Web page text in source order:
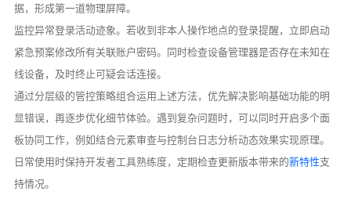
据，形成第一道物理屏障。
监控异常登录活动迹象。若收到非本人操作地点的登录提醒，立即启动
紧急预案修改所有关联账户密码。同时检查设备管理器是否存在未知在
线设备，及时终止可疑会话连接。
通过分层级的管控策略组合运用上述方法，优先解决影响基础功能的明
显错误，再逐步优化细节体验。遇到复杂问题时，可以同时开启多个面
板协同工作，例如结合元素审查与控制台日志分析动态效果实现原理。
日常使用时保持开发者工具熟练度，定期检查更新版本带来的新特性支
持情况。